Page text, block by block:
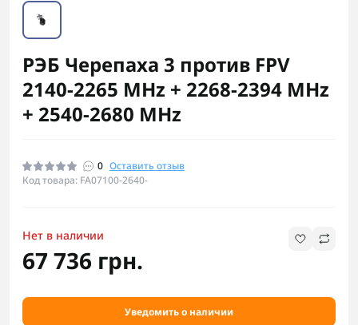
РЭБ Черепаха 3 против FPV
2140-2265 MHz + 2268-2394 MHz
+ 2540-2680 MHz
0 Оставить отзыв
Код товара: FA07100-2640-
Нет в наличии
67 736 грн.
Уведомить о наличии